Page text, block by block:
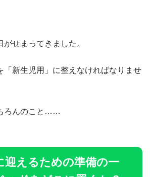
せまってきました。
「新生児用」に整えなければなりませ
ろんのこと……
迎えるための準備の一